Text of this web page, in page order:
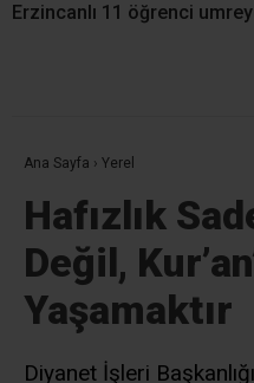
Erzincanlı 11 öğrenci
Ana Sayfa › Yerel
Hafızlık
Değil,
Yaşamaktır
Diyanet İşleri